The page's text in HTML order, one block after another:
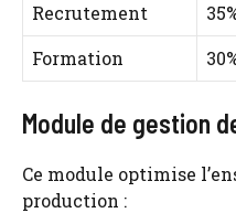
Recrutement
Formation
Module de gestion
Ce module optimise
production :